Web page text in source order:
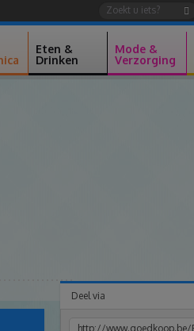
Eten &
Drinken
Mode &
Verzorging
Deel via